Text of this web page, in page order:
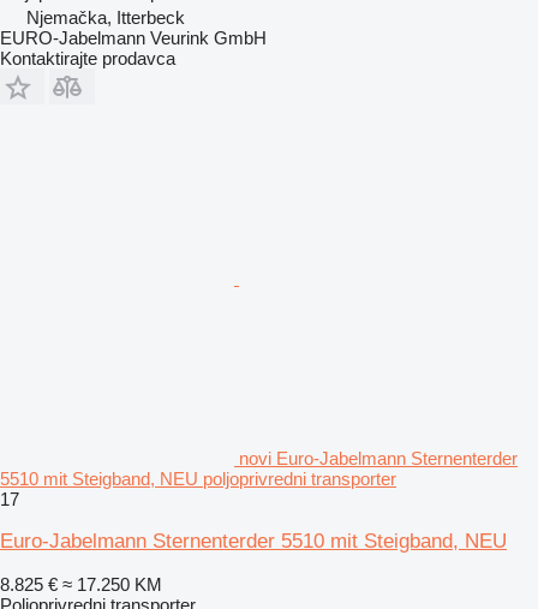
Njemačka, Itterbeck
EURO-Jabelmann Veurink GmbH
Kontaktirajte prodavca
novi Euro-Jabelmann Sternenterder
5510 mit Steigband, NEU poljoprivredni transporter
17
Euro-Jabelmann Sternenterder 5510 mit Steigband, NEU
8.825 € ≈ 17.250 KM